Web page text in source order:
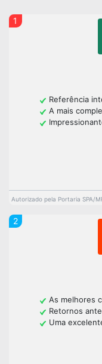
1
Referência
A mais
Autorizado pela Portaria SPA/
2
As melhores
Retornos
Uma